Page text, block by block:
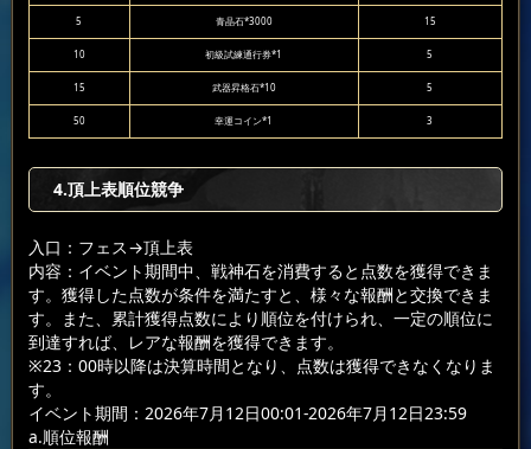
5 青晶石*3000 15
10 初級試練通行券*1 5
15 武器昇格石*10 5
50 幸運コイン*1 3
4.頂上表順位競争
入口：フェス→頂上表
内容：イベント期間中、戦神石を消費すると点数を獲得できま
す。獲得した点数が条件を満たすと、様々な報酬と交換できま
す。また、累計獲得点数により順位を付けられ、一定の順位に
到達すれば、レアな報酬を獲得できます。
※23：00時以降は決算時間となり、点数は獲得できなくなりま
す。
イベント期間：2026年7月12日00:01-2026年7月12日23:59
a.順位報酬